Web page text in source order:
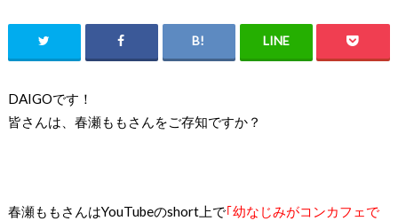
DAIGOです！
皆さんは、春瀬ももさんをご存知ですか？
春瀬ももさんはYouTubeのshort上で｢幼なじみがコンカフェで